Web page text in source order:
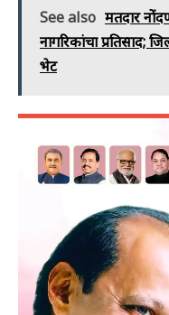
See also मतदार
नागरिकांचा प्रतिसाद;
भेट